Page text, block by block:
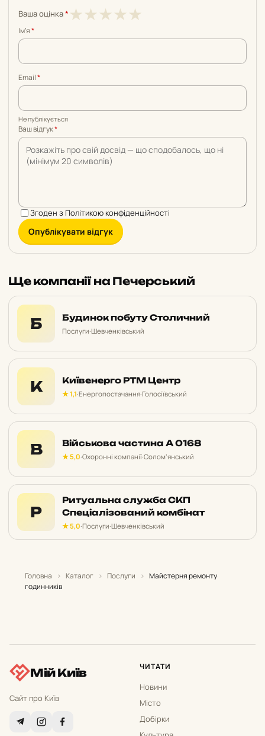
Ваша оцінка* ★
5
★4
5
★3
5
★2
5
★1
5
Імʼя*
Email*
Не публікується
Ваш відгук*
Згоден з Політикою конфіденційності
Опублікувати відгук
Ще компанії на Печерський
Б Будинок побуту Столичний
Послуги·Шевченківський
К Київенерго РТМ Центр
★ 1,1·Енергопостачання·Голосіївський
В Військова частина А 0168
★ 5,0·Охоронні компанії·Солом’янський
Р
Ритуальна служба СКП
Спеціалізований комбінат
★ 5,0·Послуги·Шевченківський
Головна › Каталог › Послуги › Майстерня ремонту
годинників
Мій Київ
Сайт про Київ
ЧИТАТИ
Новини
Місто
Добірки